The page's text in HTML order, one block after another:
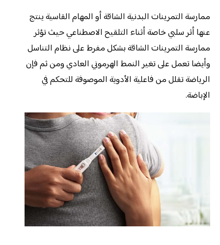
ممارسة التمرينات البدنية الشاقة أو المهام القاسية ينتج
عنها أثر سلبي خاصة أثناء التلقيح الاصطناعي حيث تؤثر
ممارسة التمرينات الشاقة بشكل مفرط على نظام التناسل
وأيضا تعمل على تغير النمط الهرموني العادي ومن ثم فإن
الرياضة تقلل من فاعلية الأدوية الموصوفة للتحكم في
الإباضة.